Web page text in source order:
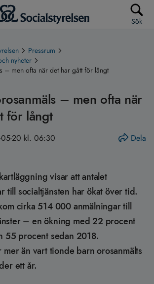
Sök
Pressrum
nyheter
– men ofta när det har gått för långt
– men ofta när
för långt
20 kl. 06:30 Dela
visar att antalet
till socialtjänsten har ökat över tid.
cirka 514 000 anmälningar till
– en ökning med 22 procent
55 procent sedan 2018.
mer än vart tionde barn orosanmälts
ett år.